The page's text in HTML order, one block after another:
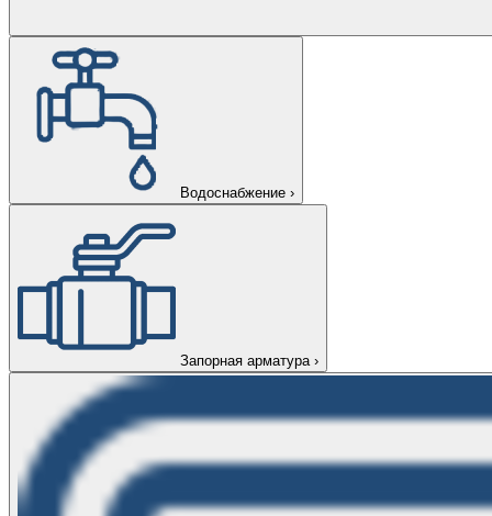
Водоснабжение ›
Запорная арматура ›